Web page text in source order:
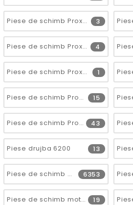
Piese de schimb Proxxon 28520 3
Piese de schimb Proxxon 28568 4
Piese de schimb Proxxon 28644 1
Piese de schimb Proxxon 60 (28500) 2020.04 15
Piese de schimb Proxxon Proxxon 27006 KS230, 2015.08 43
Piese drujba 6200 13
Piese de schimb diverse 6353
Piese de schimb motoare b&s 19